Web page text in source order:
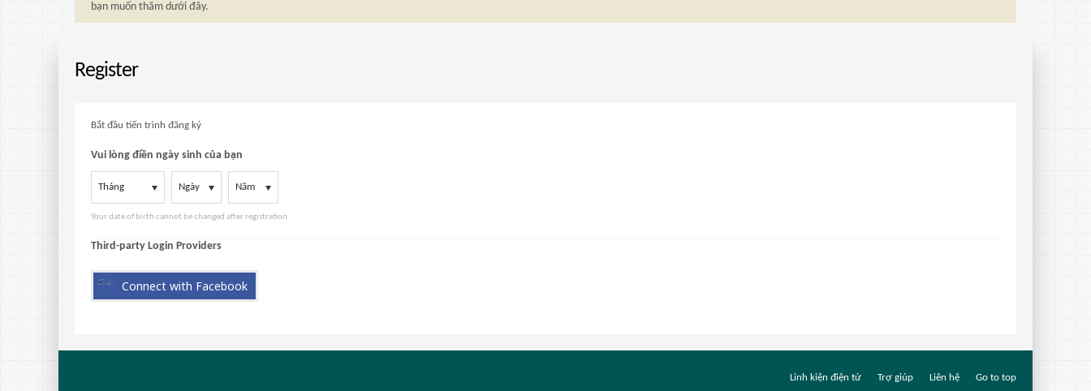
bạn muốn thăm dưới đây.
Register
Bắt đầu tiến trình đăng ký
Vui lòng điền ngày sinh của bạn
Tháng Ngày Năm
Your date of birth cannot be changed after registration.
Third-party Login Providers
Connect with Facebook
Linh kiện điện tử Trợ giúp Liên hệ Go to top